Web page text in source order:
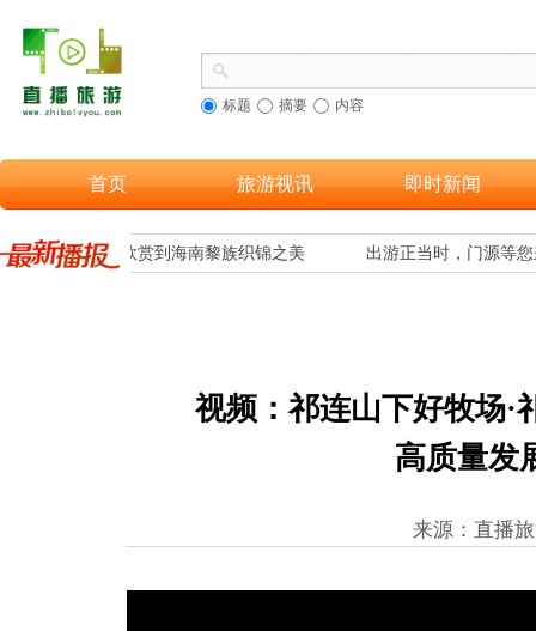
标题 摘要 内容
首页 旅游视讯 即时新闻
，让更多游客欣赏到海南黎族织锦之美 出游正当时，门源等您
视频：祁连山下好牧场·
高质量发
来源：直播